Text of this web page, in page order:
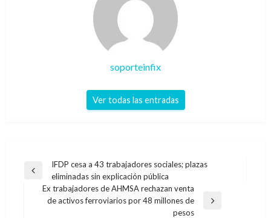
soporteinfix
Ver todas las entradas
Navegación
entradas
Entrada
anterior
IFDP cesa a 43 trabajadores sociales; plazas
eliminadas sin explicación pública
Entrada
Ex trabajadores de AHMSA rechazan venta
de activos ferroviarios por 48 millones de
pesos